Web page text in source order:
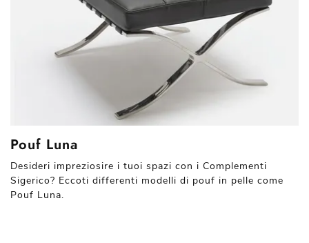
Pouf Luna
Desideri impreziosire i tuoi spazi con i Complementi
Sigerico? Eccoti differenti modelli di pouf in pelle come
Pouf Luna.